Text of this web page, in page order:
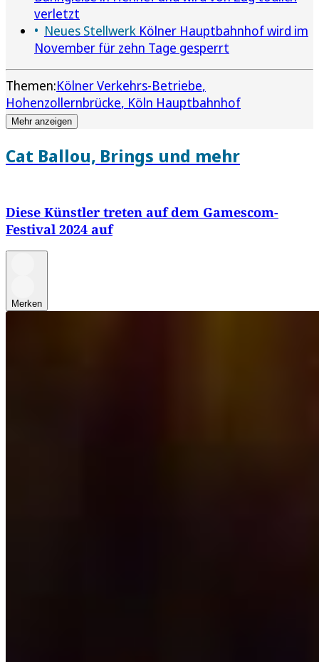
verletzt
Neues Stellwerk Kölner Hauptbahnhof wird im
November für zehn Tage gesperrt
Themen:Kölner Verkehrs-Betriebe
Hohenzollernbrücke Köln Hauptbahnhof
Mehr anzeigen
Cat Ballou, Brings und mehr
Diese Künstler treten auf dem Gamescom-
Festival 2024 auf
Merken